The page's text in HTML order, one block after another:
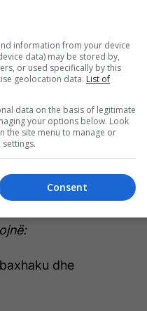
dhe
information from your device
data) may be stored by,
or used specifically by this
geolocation data. List of
data on the basis of legitimate
your options below. Look
the site menu to manage or
Consent